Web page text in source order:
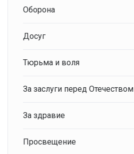
Оборона
Досуг
Тюрьма и воля
За заслуги перед Отечеством
За здравие
Просвещение